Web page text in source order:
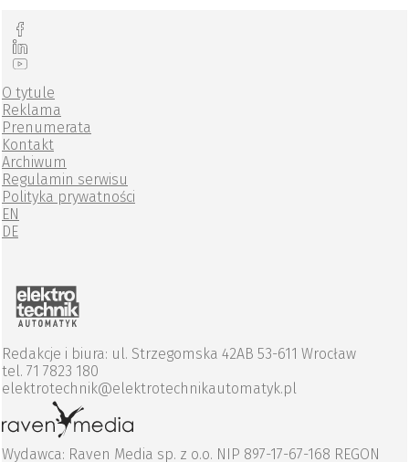
O tytule
Reklama
Prenumerata
Kontakt
Archiwum
Regulamin serwisu
Polityka prywatności
EN
DE
Redakcje i biura: ul. Strzegomska 42AB 53-611 Wrocław
tel. 71 7823 180
elektrotechnik@elektrotechnikautomatyk.pl
Wydawca: Raven Media sp. z o.o. NIP 897-17-67-168 REGON